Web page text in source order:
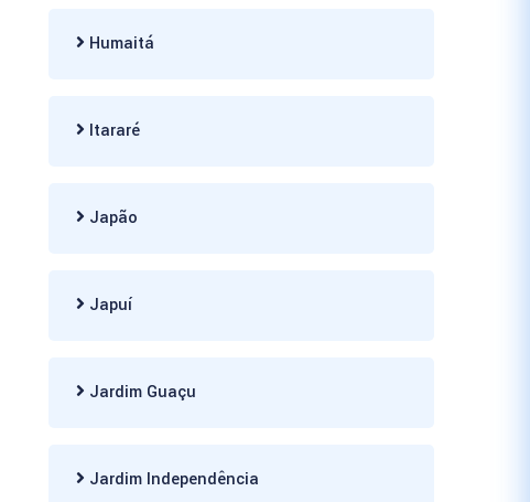
Humaitá
Itararé
Japão
Japuí
Jardim Guaçu
Jardim Independência